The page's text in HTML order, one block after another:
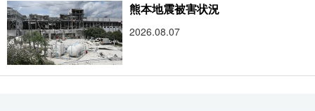
熊本地震被害状況
2026.08.07